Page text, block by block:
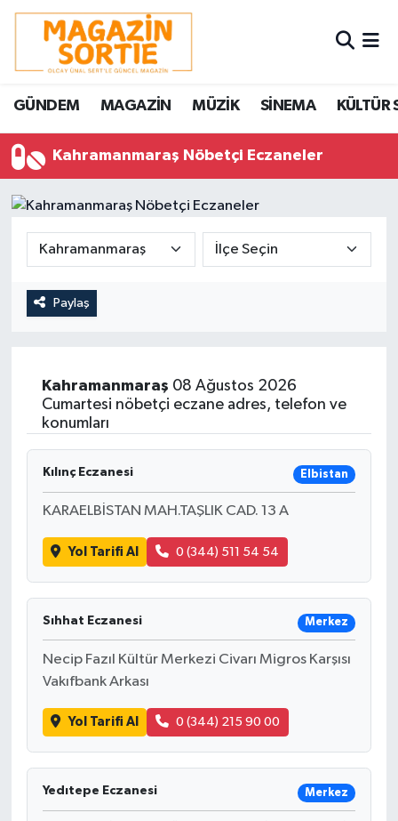
GÜNDEM MAGAZİN MÜZİK SİNEMA KÜLTÜR
Kahramanmaraş Nöbetçi Eczaneler
Paylaş
Kahramanmaraş 08 Ağustos 2026
Cumartesi nöbetçi eczane adres, telefon ve
konumları
Kılınç Eczanesi Elbistan
KARAELBİSTAN MAH.TAŞLIK CAD. 13 A
Yol Tarifi Al 0 (344) 511 54 54
Sıhhat Eczanesi Merkez
Necip Fazıl Kültür Merkezi Civarı Migros Karşısı
Vakıfbank Arkası
Yol Tarifi Al 0 (344) 215 90 00
Yedıtepe Eczanesi Merkez
Nöbetçi Eczaneler
Hava Durumu
Trafik Durumu
Süper Lig Puan Durumu ve Fikstür
Tüm Manşetler
Son Dakika Haberleri